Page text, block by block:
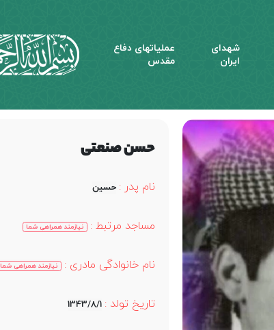
شهدای
ایران
عملیاتهای دفاع
مقدس
حسن صنعتی
نام پدر : حسین
مساجد مرتبط : نیازمند همراهی شما
نام خانوادگی مادری : نیازمند همراهی شما
تاریخ تولد : 1343/8/1